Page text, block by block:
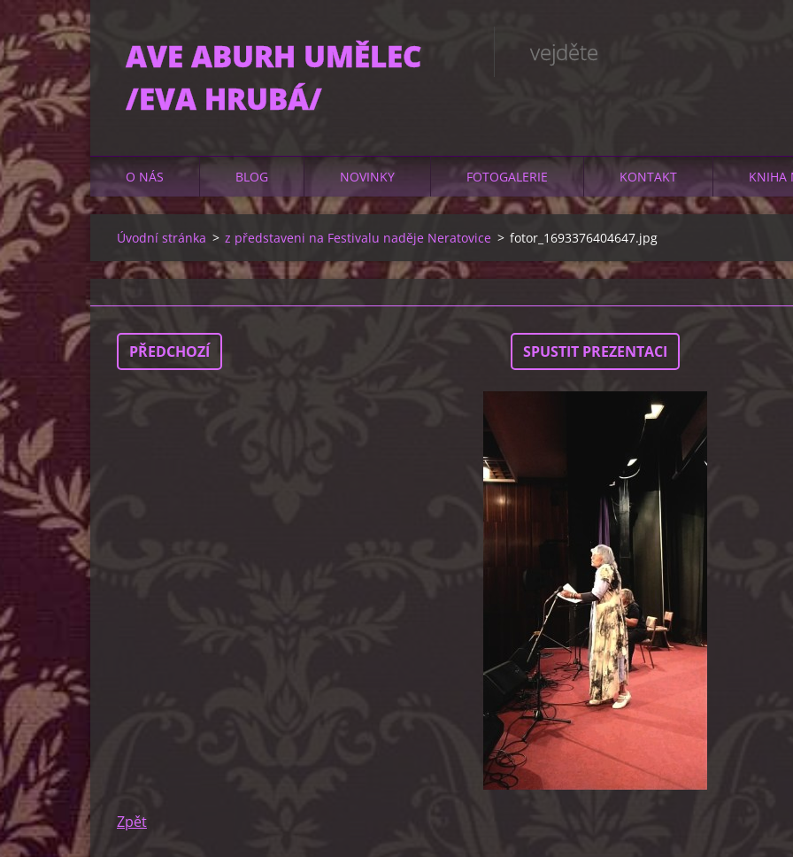
AVE ABURH UMĚLEC
/EVA HRUBÁ/
vejděte
O NÁS BLOG NOVINKY FOTOGALERIE KONTAKT KNIHA
Úvodní stránka > z představeni na Festivalu naděje Neratovice > fotor_1693376404647.jpg
PŘEDCHOZÍ SPUSTIT PREZENTACI
Zpět